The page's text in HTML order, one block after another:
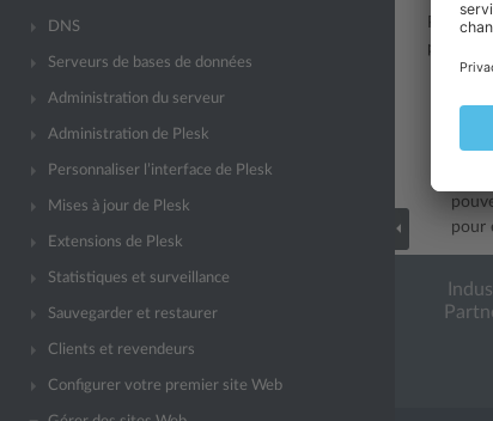
DNS
Serveurs de bases de données
Administration du serveur
Administration de Plesk
Personnaliser l’interface de Plesk
Mises à jour de Plesk
Extensions de Plesk
Statistiques et surveillance
Sauvegarder et restaurer
Clients et revendeurs
Configurer votre premier site Web
Pour
pour